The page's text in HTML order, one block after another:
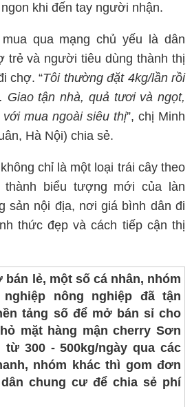
khi đến tay người nhận.
qua mạng chủ yếu là dân
trẻ và người tiêu dùng thành thị
chợ. “Tôi thường đặt 4kg/lần rồi
Giao tận nhà, quả tươi và ngọt,
mua ngoài siêu thị”, chị Minh
Hà Nội) chia sẻ.
chỉ là một loại trái cây theo
biểu tượng mới của làn
sản nội địa, nơi giá bình dân đi
thức đẹp và cách tiếp cận thị
lẻ, một số cá nhân, nhóm
nông nghiệp đã tận
tảng số để mở bán sỉ cho
mặt hàng mận cherry Sơn
từ 300 - 500kg/ngày qua các
nhóm khác thì gom đơn
chung cư để chia sẻ phí